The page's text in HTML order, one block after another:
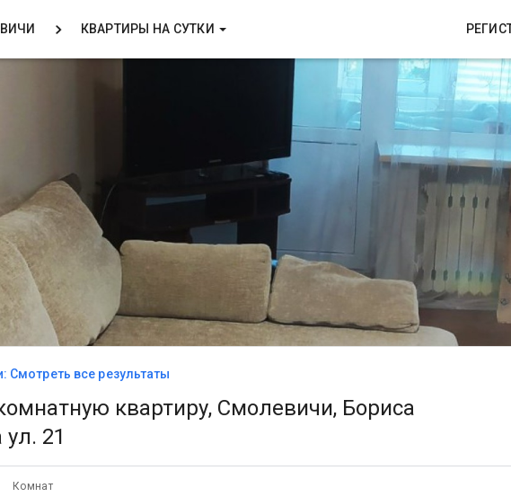
КВАРТИРЫ НА СУТКИ
Смотреть все результаты
квартиру, Смолевичи, Бориса
ул. 21
Комнат